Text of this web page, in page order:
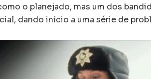
o planejado, mas um dos
dando início a uma série de